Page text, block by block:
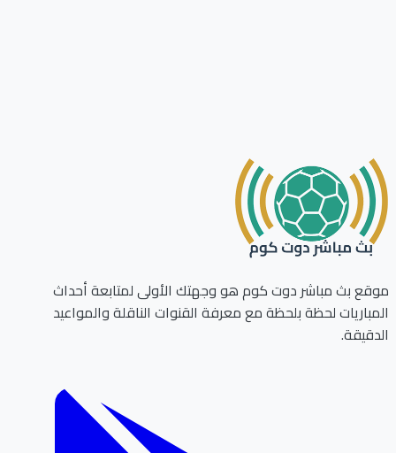
موقع بث مباشر دوت كوم هو وجهتك الأولى لمتابعة أحداث
المباريات لحظة بلحظة مع معرفة القنوات الناقلة والمواعيد
الدقيقة.